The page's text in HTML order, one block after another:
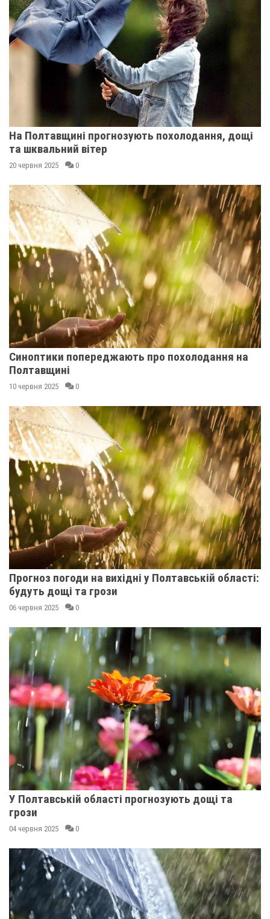
На Полтавщині прогнозують похолодання, дощі
та шквальний вітер
20 червня 2025 0
Синоптики попереджають про похолодання на
Полтавщині
10 червня 2025 0
Прогноз погоди на вихідні у Полтавській області:
будуть дощі та грози
06 червня 2025 0
У Полтавській області прогнозують дощі та
грози
04 червня 2025 0